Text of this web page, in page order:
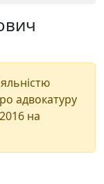
адвокатуру
на